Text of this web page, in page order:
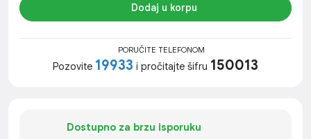
Dodaj u korpu
PORUČITE TELEFONOM
Pozovite 19933 i pročitajte šifru 150013
Dostupno za brzu isporuku